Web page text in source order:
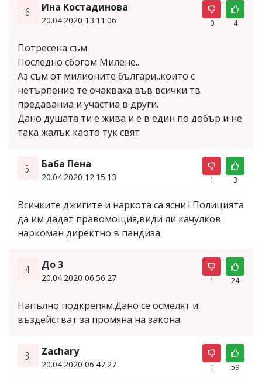
6. Ина Костадинова
20.04.2020 13:11:06 0 4
Потресена съм
Последно сбогом Милене..
Аз съм от милионите българи,.които с
нетърпение те очакваха във всички тв
предаваниа и участиа в други.
Дано душата ти е жива и е в един по добър и не
така жалък каото тук свят
5. Баба Пена
20.04.2020 12:15:13 1 3
Всичките джигите и наркота са ясни ! Полицията
да им дадат правомощия,види ли качулков
наркоман директно в пандиза
4. До 3
20.04.2020 06:56:27 1 24
Напълно подкрепям.Дано се осмелят и
въздействат за промяна на закона.
3. Zachary
20.04.2020 06:47:27 1 59